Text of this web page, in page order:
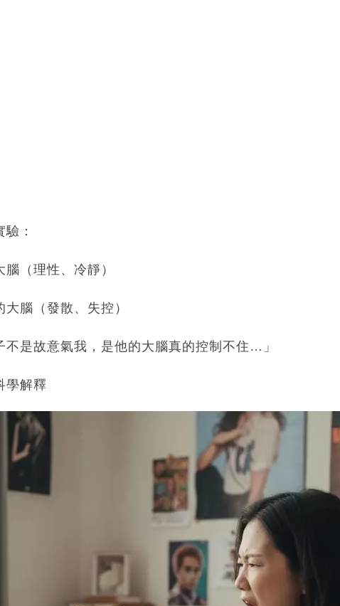
：
（理性、冷靜）
腦（發散、失控）
是故意氣我，是他的大腦真的控制不住…」
學解釋